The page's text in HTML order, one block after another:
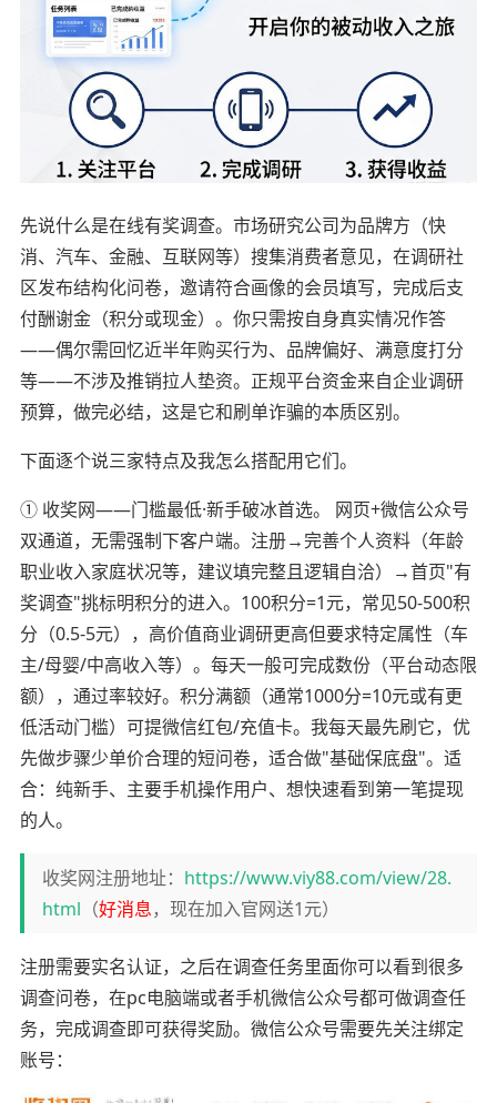
先说什么是在线有奖调查。市场研究公司为品牌方（快
消、汽车、金融、互联网等）搜集消费者意见，在调研社
区发布结构化问卷，邀请符合画像的会员填写，完成后支
付酬谢金（积分或现金）。你只需按自身真实情况作答
——偶尔需回忆近半年购买行为、品牌偏好、满意度打分
等——不涉及推销拉人垫资。正规平台资金来自企业调研
预算，做完必结，这是它和刷单诈骗的本质区别。
下面逐个说三家特点及我怎么搭配用它们。
① 收奖网——门槛最低·新手破冰首选。 网页+微信公众号
双通道，无需强制下客户端。注册→完善个人资料（年龄
职业收入家庭状况等，建议填完整且逻辑自洽）→首页"有
奖调查"挑标明积分的进入。100积分=1元，常见50-500积
分（0.5-5元），高价值商业调研更高但要求特定属性（车
主/母婴/中高收入等）。每天一般可完成数份（平台动态限
额），通过率较好。积分满额（通常1000分=10元或有更
低活动门槛）可提微信红包/充值卡。我每天最先刷它，优
先做步骤少单价合理的短问卷，适合做"基础保底盘"。适
合：纯新手、主要手机操作用户、想快速看到第一笔提现
的人。
收奖网注册地址： https://www.viy88.com/view/28.
html （好消息，现在加入官网送1元）
注册需要实名认证，之后在调查任务里面你可以看到很多
调查问卷，在pc电脑端或者手机微信公众号都可做调查任
务，完成调查即可获得奖励。微信公众号需要先关注绑定
账号：